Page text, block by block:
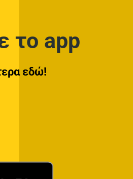
το app
εδώ!